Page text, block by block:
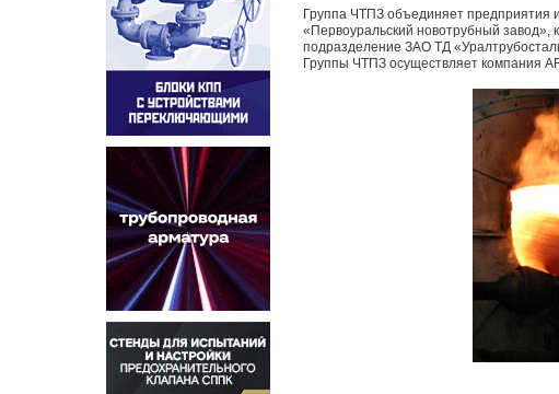
Группа ЧТПЗ объединяет предприятия
«Первоуральский новотрубный
подразделение ЗАО ТД
Группы ЧТПЗ осуществляет компания